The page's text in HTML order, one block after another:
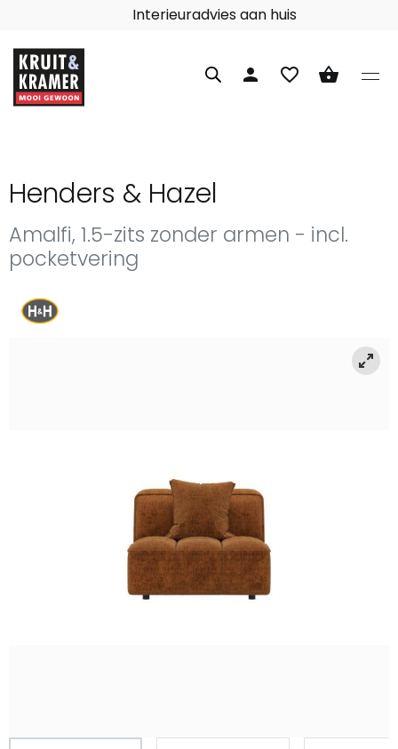
Interieuradvies aan huis
person favorite_border shopping_basket
Henders & Hazel
Amalfi, 1.5-zits zonder armen - incl.
pocketvering